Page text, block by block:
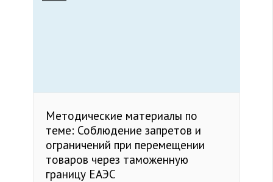
Методические материалы по
теме: Соблюдение запретов и
ограничений при перемещении
товаров через таможенную
границу ЕАЭС